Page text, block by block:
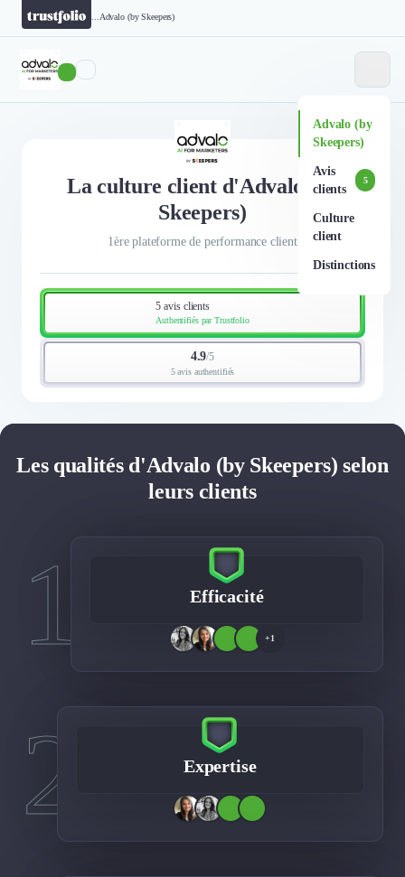
Advalo (by Skeepers)
Advalo (by
Skeepers)
Avis
clients
5
Culture
client
Distinctions
La culture client d'Advalo (by
Skeepers)
1ère plateforme de performance client
5 avis clients
Authentifiés par Trustfolio
4.9/5
5 avis authentifiés
Les qualités d'Advalo (by Skeepers) selon
leurs clients
1 Efficacité
+1
2 Expertise